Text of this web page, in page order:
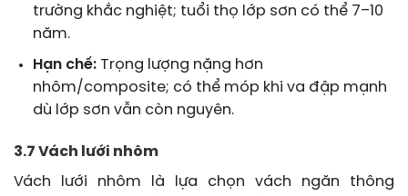
trường khắc nghiệt; tuổi thọ lớp sơn có thể 7–10
năm.
Hạn chế:Trọng lượng nặng hơn
nhôm/composite; có thể móp khi va đập mạnh
dù lớp sơn vẫn còn nguyên.
3.7 Vách lưới nhôm
Vách lưới nhôm là lựa chọn vách ngăn thông